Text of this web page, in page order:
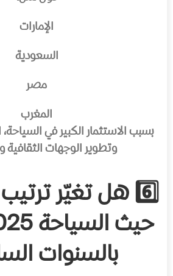
الإمارات
السعودية
مصر
المغرب
بسبب الاستثمار الكبير في السياحة،
وتطوير الوجهات الثقافية
6️⃣ هل تغيّر
بالسنوات